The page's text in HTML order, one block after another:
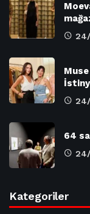
64
Kategoriler